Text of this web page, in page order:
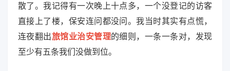
散了。我记得有一次晚上十点多，一个没登记的访客
直接上了楼，保安连问都没问。我当时其实有点慌，
连夜翻出旅馆业治安管理的细则，一条一条对，发现
至少有五条我们没做到位。